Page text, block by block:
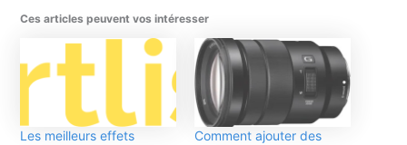
Ces articles peuvent vos intéresser
Les meilleurs effets
Comment ajouter des